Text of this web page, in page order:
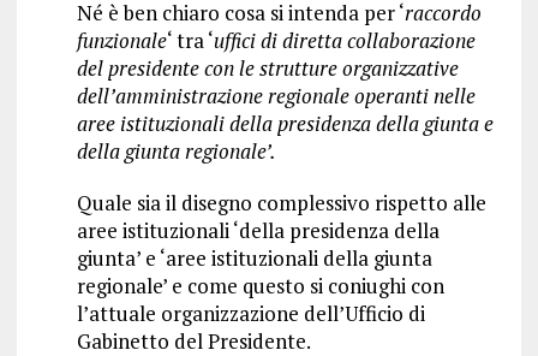
Né è ben chiaro cosa si intenda per ‘raccordo
funzionale‘ tra ‘uffici di diretta collaborazione
del presidente con le strutture organizzative
dell’amministrazione regionale operanti nelle
aree istituzionali della presidenza della giunta e
della giunta regionale’.
Quale sia il disegno complessivo rispetto alle
aree istituzionali ‘della presidenza della
giunta’ e ‘aree istituzionali della giunta
regionale’ e come questo si coniughi con
l’attuale organizzazione dell’Ufficio di
Gabinetto del Presidente.